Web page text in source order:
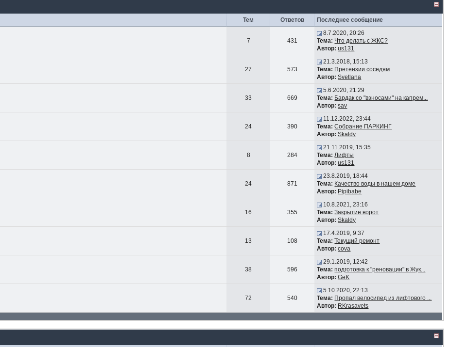
Тем Ответов Последнее сообщение
7 431
8.7.2020, 20:26
Тема: Что делать с ЖКС?
Автор: us131
27 573
21.3.2018, 15:13
Тема: Претензии соседям
Автор: Svetlana
33 669
5.6.2020, 21:29
Тема: Бардак со "взносами" на капрем...
Автор: sav
24 390
11.12.2022, 23:44
Тема: Собрание ПАРКИНГ
Автор: Skaldy
8 284
21.11.2019, 15:35
Тема: Лифты
Автор: us131
24 871
23.8.2019, 18:44
Тема: Качество воды в нашем доме
Автор: Pipibabe
16 355
10.8.2021, 23:16
Тема: Закрытие ворот
Автор: Skaldy
13 108
17.4.2019, 9:37
Тема: Текущий ремонт
Автор: cova
38 596
29.1.2019, 12:42
Тема: подготовка к "реновации" в Жук...
Автор: GeK
72 540
5.10.2020, 22:13
Тема: Пропал велосипед из лифтового ...
Автор: RKrasavets